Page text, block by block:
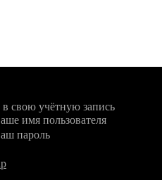
свою учётную запись
имя пользователя
пароль